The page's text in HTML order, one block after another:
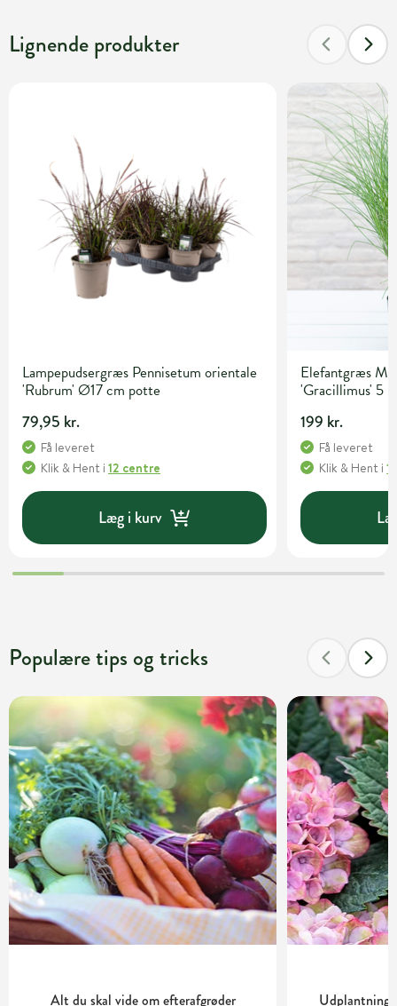
Lignende produkter
Lampepudsergræs Pennisetum orientale
'Rubrum' Ø17 cm potte
79,95 kr.
Få leveret
Klik & Hent i 12 centre
Læg i kurv
Elefantgræs
'Gracillimus' 5
199 kr.
Få leveret
Klik & Hent i
Populære tips og tricks
Alt du skal vide om efterafgrøder Udplantning